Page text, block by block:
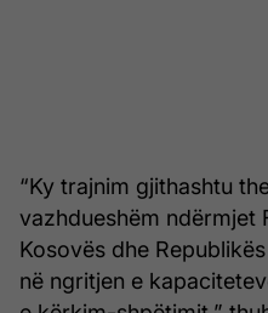
“Ky trajnim gjithashtu
vazhdueshëm ndërmjet
Kosovës dhe
në ngritjen e